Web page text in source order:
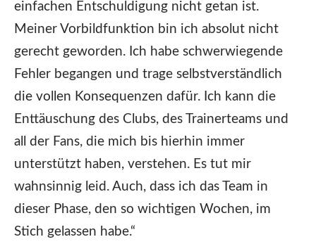
einfachen Entschuldigung nicht getan ist.
Meiner Vorbildfunktion bin ich absolut nicht
gerecht geworden. Ich habe schwerwiegende
Fehler begangen und trage selbstverständlich
die vollen Konsequenzen dafür. Ich kann die
Enttäuschung des Clubs, des Trainerteams und
all der Fans, die mich bis hierhin immer
unterstützt haben, verstehen. Es tut mir
wahnsinnig leid. Auch, dass ich das Team in
dieser Phase, den so wichtigen Wochen, im
Stich gelassen habe.“